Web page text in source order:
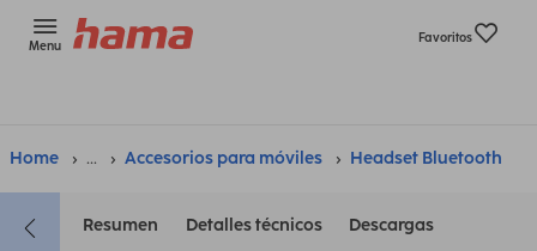
Menu
Favoritos
Home ... Accesorios para móviles Headset Bluetooth
Resumen Detalles técnicos Descargas